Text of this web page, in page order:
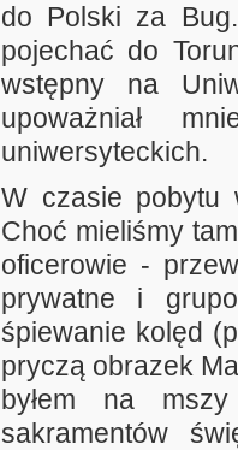
do Polski za
pojechać do
wstępny na
upoważniał
uniwersyteckich.
W czasie pobytu
Choć mieliśmy
oficerowie -
prywatne i
śpiewanie kolęd
pryczą obrazek
byłem na
sakramentów